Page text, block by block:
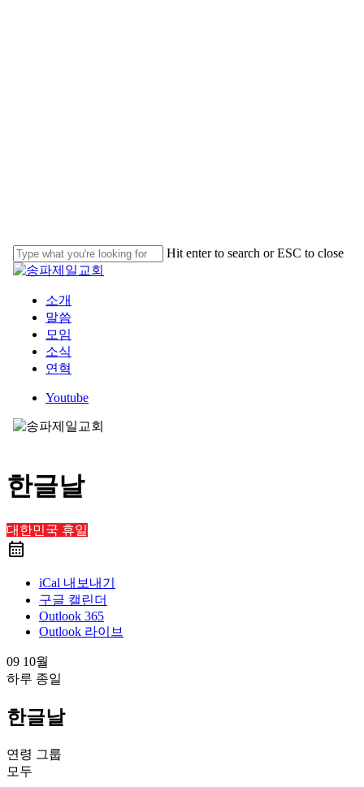
Hit enter to search or ESC to close
Close
Menu
소개
말씀
모임
소식
연혁
Youtube
한글날
대한민국 휴일
iCal 내보내기
구글 캘린더
Outlook 365
Outlook 라이브
09 10월
하루 종일
한글날
연령 그룹
모두